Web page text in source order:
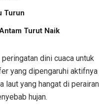
Turun
Turut Naik
dini cuaca untuk
yang dipengaruhi aktifnya
laut yang hangat di perairan
hujan.